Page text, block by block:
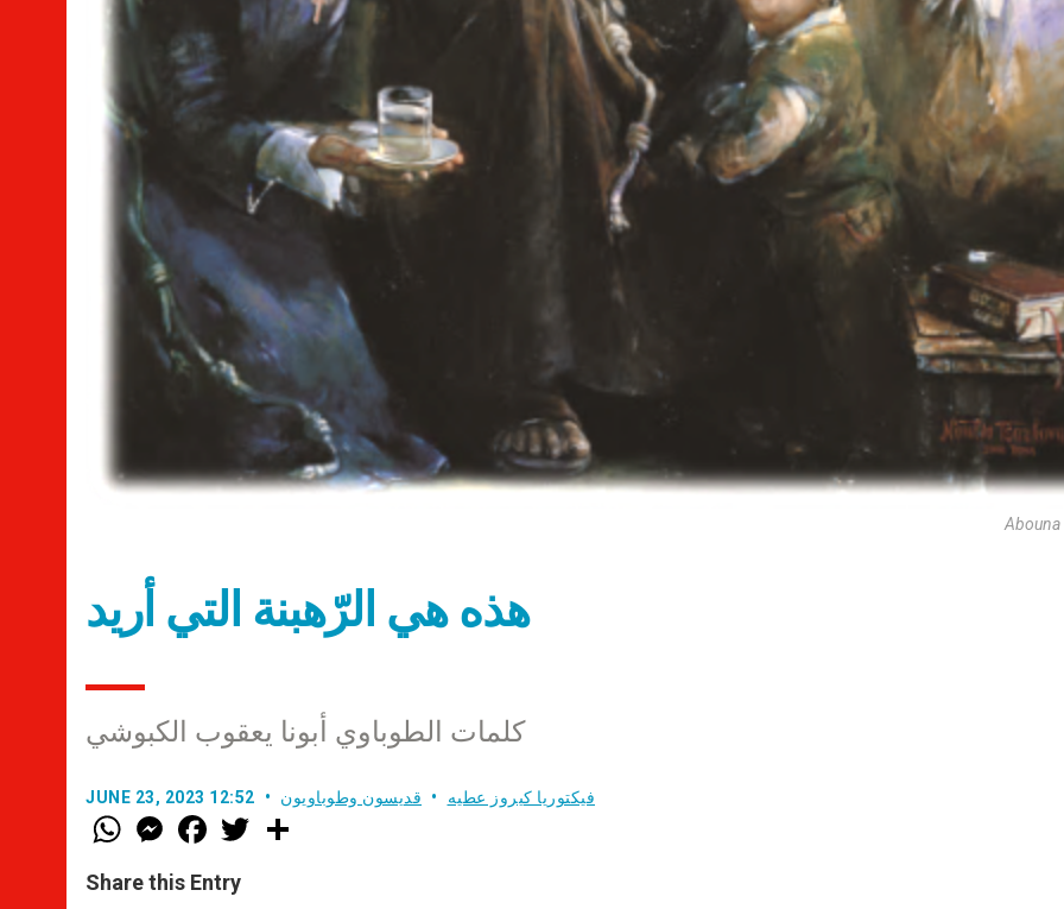
Abouna
هذه هي الرّهبنة التي أريد
كلمات الطوباوي أبونا يعقوب الكبوشي
JUNE 23, 2023 12:52 فيكتوريا كيروز عطيه قديسون وطوباويون
W
h
t
s
M
e
s
e
F
a
e
b
w
Share this Entry